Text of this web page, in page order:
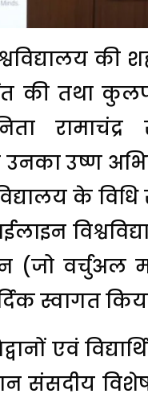
की
की तथा
रामाचंद्र
उनका उष्ण
के
(जो
स्वागत
एवं
संसदीय